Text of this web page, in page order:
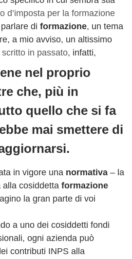
d’imposta per la formazione
di formazione, un tema
a mio avviso, un altissimo
in passato, infatti,
nel proprio
che, più in
quello che si fa
mai smettere di
in vigore una normativa – la
alla cosiddetta formazione
la gran parte di voi
a uno dei cosiddetti fondi
ogni azienda può
contributi INPS alla